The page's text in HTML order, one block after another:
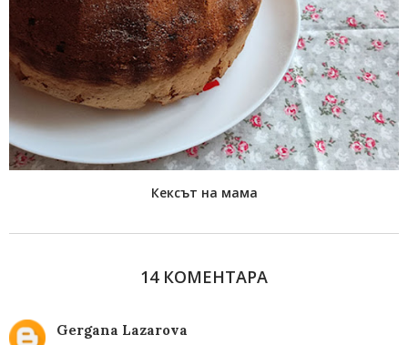
Кексът на мама
14 КОМЕНТАРА
Gergana Lazarova